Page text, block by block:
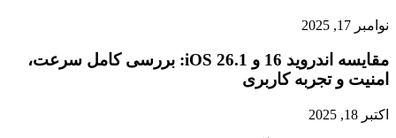
نوامبر 17, 2025
مقایسه اندروید 16 و iOS 26.1: بررسی کامل سرعت،
امنیت و تجربه کاربری
اکتبر 18, 2025